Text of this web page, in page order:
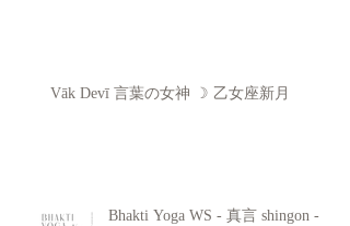
Vāk Devī 言葉の女神 ☽ 乙女座新月
Bhakti Yoga WS - 真言 shingon -